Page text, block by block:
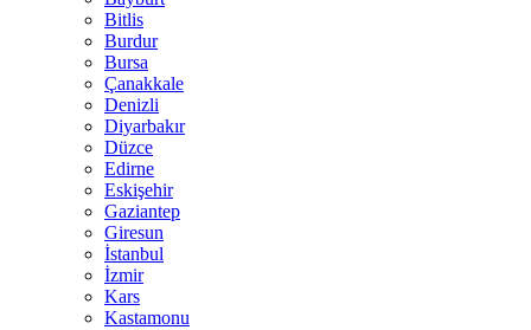
Bitlis
Burdur
Bursa
Çanakkale
Denizli
Diyarbakır
Düzce
Edirne
Eskişehir
Gaziantep
Giresun
İstanbul
İzmir
Kars
Kastamonu